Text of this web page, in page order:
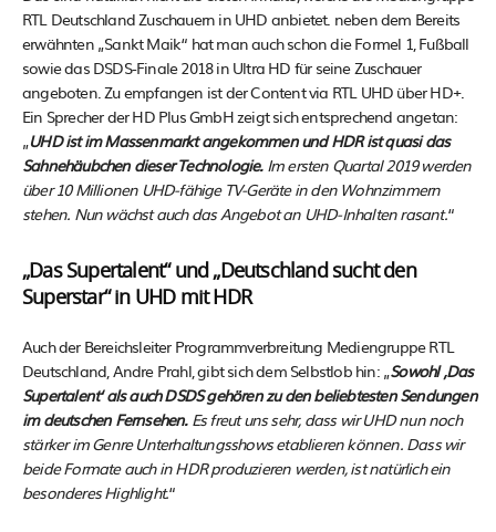
RTL Deutschland Zuschauern in UHD anbietet. neben dem Bereits
erwähnten „Sankt Maik“ hat man auch schon die Formel 1, Fußball
sowie das DSDS-Finale 2018 in Ultra HD für seine Zuschauer
angeboten. Zu empfangen ist der Content via RTL UHD über HD+.
Ein Sprecher der HD Plus GmbH zeigt sich entsprechend angetan:
„UHD ist im Massenmarkt angekommen und HDR ist quasi das
Sahnehäubchen dieser Technologie.Im ersten Quartal 2019 werden
über 10 Millionen UHD-fähige TV-Geräte in den Wohnzimmern
stehen. Nun wächst auch das Angebot an UHD-Inhalten rasant.“
„Das Supertalent“ und „Deutschland sucht den
Superstar“ in UHD mit HDR
Auch der Bereichsleiter Programmverbreitung Mediengruppe RTL
Deutschland, Andre Prahl, gibt sich dem Selbstlob hin: „Sowohl ‚Das
Supertalent‘ als auch DSDS gehören zu den beliebtesten Sendungen
im deutschen Fernsehen.Es freut uns sehr, dass wir UHD nun noch
stärker im Genre Unterhaltungsshows etablieren können. Dass wir
beide Formate auch in HDR produzieren werden, ist natürlich ein
besonderes Highlight.“